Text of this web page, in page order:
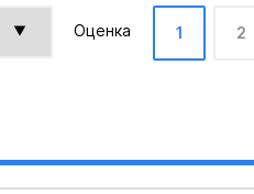
Оценка 1 2